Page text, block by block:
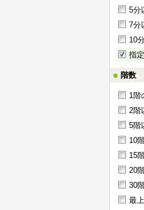
5分
7分
10
指
階数
1階
2階
5階
10
15
20
30
最